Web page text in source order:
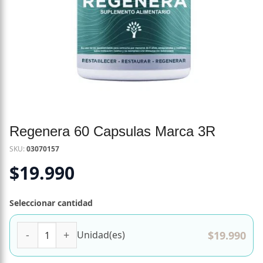
Regenera 60 Capsulas Marca 3R
SKU:03070157
$19.990
Seleccionar cantidad
Unidad(es) $19.990